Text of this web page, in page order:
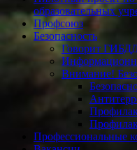
образовательных
Профсоюз
Безопасность
Говорит
Внимание!
Профессиональные